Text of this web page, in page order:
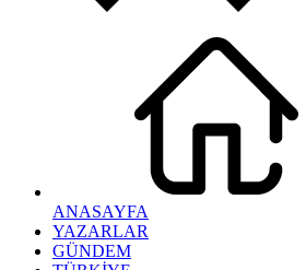
ANASAYFA
YAZARLAR
GÜNDEM